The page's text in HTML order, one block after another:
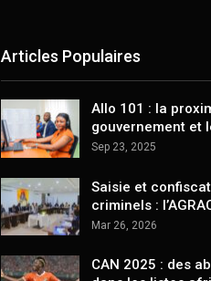
Articles Populaires
Allo 101 : la
gouvernement et
Sep 23, 2025
Saisie et
criminels :
Mar 26, 2026
CAN 2025 : des